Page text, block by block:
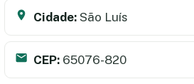
Cidade: São Luís
CEP: 65076-820